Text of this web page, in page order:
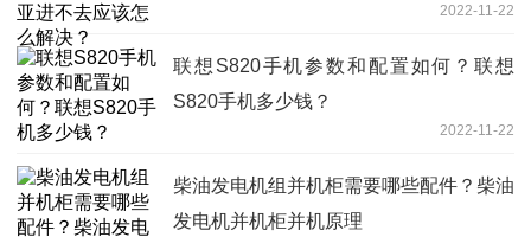
2022-11-22
联想S820手机参数和配置如何？联想
S820手机多少钱？
2022-11-22
柴油发电机组并机柜需要哪些配件？柴油
发电机并机柜并机原理